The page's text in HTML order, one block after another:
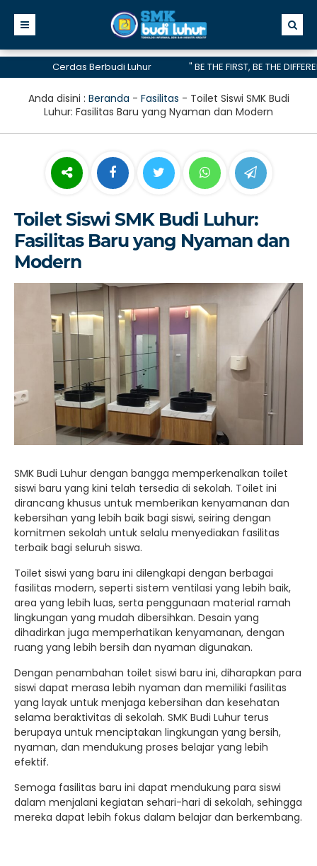
Cerdas Berbudi Luhur
" BE THE FIRST, BE THE
telah menerima akreditasi A hingga 2028
Anda disini : Beranda - Fasilitas - Toilet Siswi SMK Budi
Luhur: Fasilitas Baru yang Nyaman dan Modern
Toilet Siswi SMK Budi Luhur:
Fasilitas Baru yang Nyaman dan
Modern
SMK Budi Luhur dengan bangga memperkenalkan toilet
siswi baru yang kini telah tersedia di sekolah. Toilet ini
dirancang khusus untuk memberikan kenyamanan dan
kebersihan yang lebih baik bagi siswi, seiring dengan
komitmen sekolah untuk selalu menyediakan fasilitas
terbaik bagi seluruh siswa.
Toilet siswi yang baru ini dilengkapi dengan berbagai
fasilitas modern, seperti sistem ventilasi yang lebih baik,
area yang lebih luas, serta penggunaan material ramah
lingkungan yang mudah dibersihkan. Desain yang
dihadirkan juga memperhatikan kenyamanan, dengan
ruang yang lebih bersih dan nyaman digunakan.
Dengan penambahan toilet siswi baru ini, diharapkan para
siswi dapat merasa lebih nyaman dan memiliki fasilitas
yang layak untuk menjaga kebersihan dan kesehatan
selama beraktivitas di sekolah. SMK Budi Luhur terus
berupaya untuk menciptakan lingkungan yang bersih,
nyaman, dan mendukung proses belajar yang lebih
efektif.
Semoga fasilitas baru ini dapat mendukung para siswi
dalam menjalani kegiatan sehari-hari di sekolah, sehingga
mereka dapat lebih fokus dalam belajar dan berkembang.